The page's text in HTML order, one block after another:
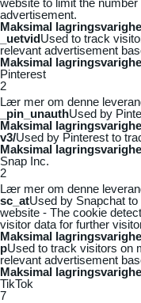
advertisement.
Maksimal
_uetvidUsed to track
relevant advertisement
Maksimal
Pinterest
2
Lær mer om denne
_pin_unauthUsed by
Maksimal
v3/Used by Pinterest to
Maksimal
Snap Inc.
2
Lær mer om denne
sc_atUsed by Snapchat
website - The cookie
visitor data for further
Maksimal
pUsed to track visitors on
relevant advertisement
Maksimal
TikTok
7